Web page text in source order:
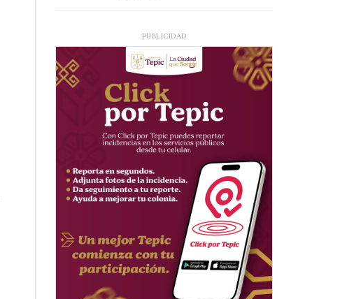
PUBLICIDAD